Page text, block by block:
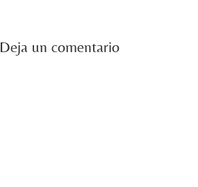
Deja un comentario